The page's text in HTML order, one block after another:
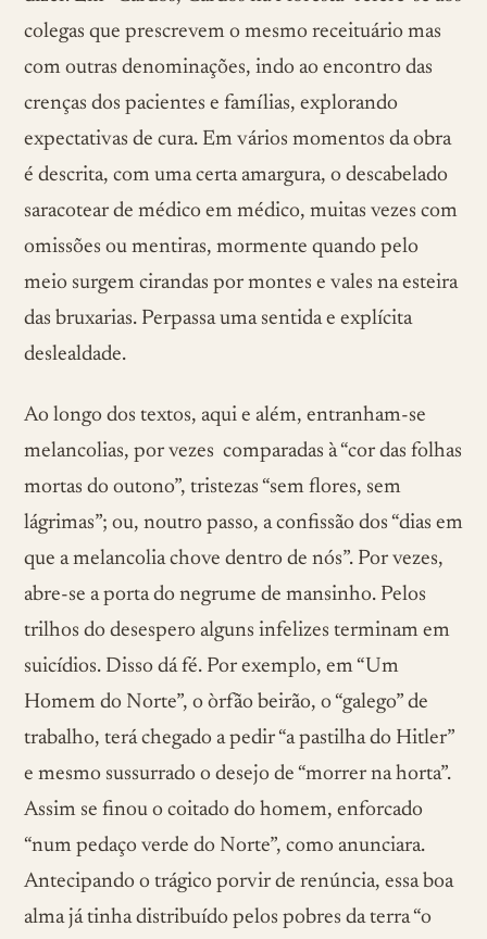
colegas que prescrevem o mesmo receituário mas
com outras denominações, indo ao encontro das
crenças dos pacientes e famílias, explorando
expectativas de cura. Em vários momentos da obra
é descrita, com uma certa amargura, o descabelado
saracotear de médico em médico, muitas vezes com
omissões ou mentiras, mormente quando pelo
meio surgem cirandas por montes e vales na esteira
das bruxarias. Perpassa uma sentida e explícita
deslealdade.
Ao longo dos textos, aqui e além, entranham-se
melancolias, por vezes comparadas à “cor das folhas
mortas do outono”, tristezas “sem flores, sem
lágrimas”; ou, noutro passo, a confissão dos “dias em
que a melancolia chove dentro de nós”. Por vezes,
abre-se a porta do negrume de mansinho. Pelos
trilhos do desespero alguns infelizes terminam em
suicídios. Disso dá fé. Por exemplo, em “Um
Homem do Norte”, o òrfão beirão, o “galego” de
trabalho, terá chegado a pedir “a pastilha do Hitler”
e mesmo sussurrado o desejo de “morrer na horta”.
Assim se finou o coitado do homem, enforcado
“num pedaço verde do Norte”, como anunciara.
Antecipando o trágico porvir de renúncia, essa boa
alma já tinha distribuído pelos pobres da terra “o